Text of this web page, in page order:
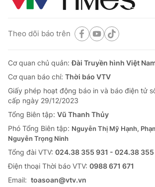
Theo dõi báo trên
Cơ quan chủ quản:Đài Truyền hình Việt
Cơ quan báo chí: Thời báo VTV
Giấy phép hoạt động báo in và báo điện tử
cấp ngày 29/12/2023
Tổng Biên tập: Vũ Thanh Thủy
Phó Tổng Biên tập: Nguyễn Thị Mỹ Hạnh,
Nguyễn Trọng Ninh
Tổng đài VTV: 024.38 355 931 - 024.38
Ðiện thoại Thời báo VTV: 0988 671 671
Email: toasoan@vtv.vn